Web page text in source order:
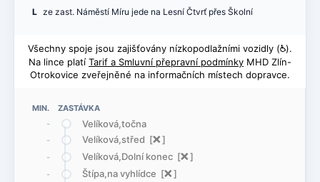
MIN. ZASTÁVKA
-
Velíková,točna
- Velíková,střed [ë]
- Velíková,Dolní konec [ë]
- Štípa,na vyhlídce [ë]
L ze zast. Náměstí Míru jede na Lesní Čtvrť přes Školní
Všechny spoje jsou zajišťovány nízkopodlažními vozidly (@).
Na lince platí Tarif a Smluvní přepravní podmínky MHD Zlín-
Otrokovice zveřejněné na informačních místech dopravce.